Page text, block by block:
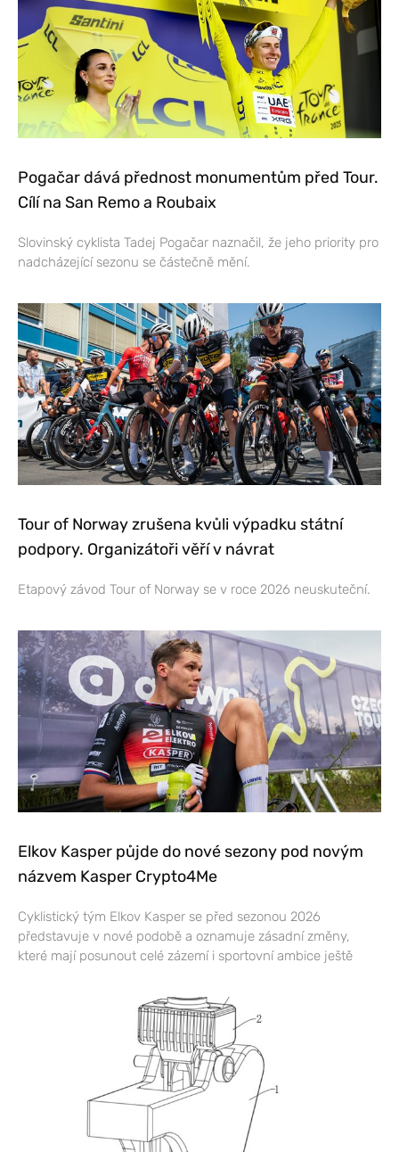
Pogačar dává přednost monumentům před Tour.
Cílí na San Remo a Roubaix
Slovinský cyklista Tadej Pogačar naznačil, že jeho priority pro
nadcházející sezonu se částečně mění.
Tour of Norway zrušena kvůli výpadku státní
podpory. Organizátoři věří v návrat
Etapový závod Tour of Norway se v roce 2026 neuskuteční.
Elkov Kasper půjde do nové sezony pod novým
názvem Kasper Crypto4Me
Cyklistický tým Elkov Kasper se před sezonou 2026
představuje v nové podobě a oznamuje zásadní změny,
které mají posunout celé zázemí i sportovní ambice ještě